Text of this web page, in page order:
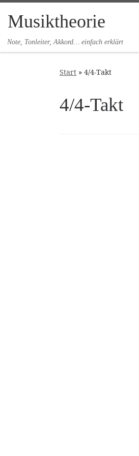
Zum Inhalt springen
Musiktheorie
Note, Tonleiter, Akkord… einfach erklärt
Start » 4/4-Takt
4/4-Takt